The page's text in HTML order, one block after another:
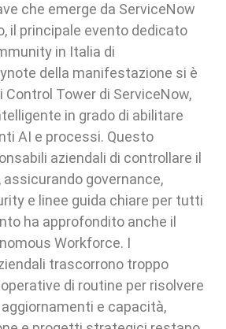
che emerge da ServiceNow
il principale evento dedicato
in Italia di
della manifestazione si è
Control Tower di ServiceNow,
in grado di abilitare
AI e processi. Questo
aziendali di controllare il
governance,
e linee guida chiare per tutti
ha approfondito anche il
Workforce. I
trascorrono troppo
di routine per risolvere
e capacità,